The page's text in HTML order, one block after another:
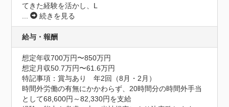
てきた経験を活かし、L
...
続きを見る
給与・報酬
想定年収700万円〜850万円
想定月収50.7万円〜61.6万円
特記事項：賞与あり　年2回（8月・2月）
時間外労働の有無にかかわらず、20時間分の時間外手当
として68,600円～82,330円を支給